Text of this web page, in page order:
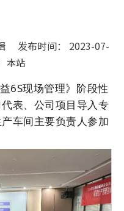
发布时间： 2023-07-
本站
6S现场管理》阶段性
表、公司项目导入专
车间主要负责人参加